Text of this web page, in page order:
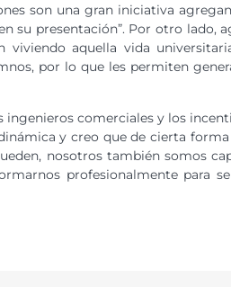
son una gran iniciativa
su presentación”. Por otro lado,
aquella vida
por lo que les permiten
comerciales y los
y creo que de cierta forma
nosotros también somos
profesionalmente para